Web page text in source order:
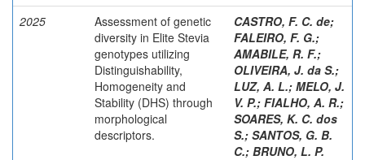
2025
Assessment of genetic
diversity in Elite Stevia
genotypes utilizing
Distinguishability,
Homogeneity and
Stability (DHS) through
morphological
descriptors.
CASTRO, F. C. de;
FALEIRO, F. G.;
AMABILE, R. F.;
OLIVEIRA, J. da S.;
LUZ, A. L.; MELO, J.
V. P.; FIALHO, A. R.;
SOARES, K. C. dos
S.; SANTOS, G. B.
C.; BRUNO, L. P.